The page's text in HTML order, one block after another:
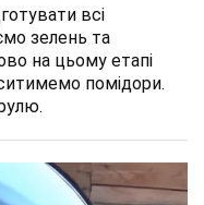
всі
зелень та
на цьому етапі
помідори.